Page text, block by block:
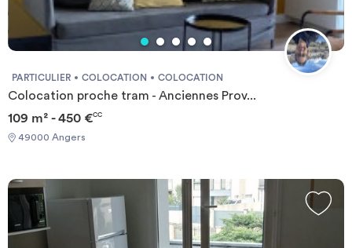
PARTICULIER COLOCATION COLOCATION
Colocation proche tram - Anciennes Prov...
109 m² - 450 €CC
49000 Angers